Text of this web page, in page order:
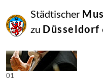
Städtischer
zu Düsseldorf
01